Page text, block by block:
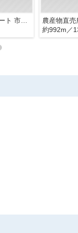
ファミリーマート 市辺南垣内店
約992m／